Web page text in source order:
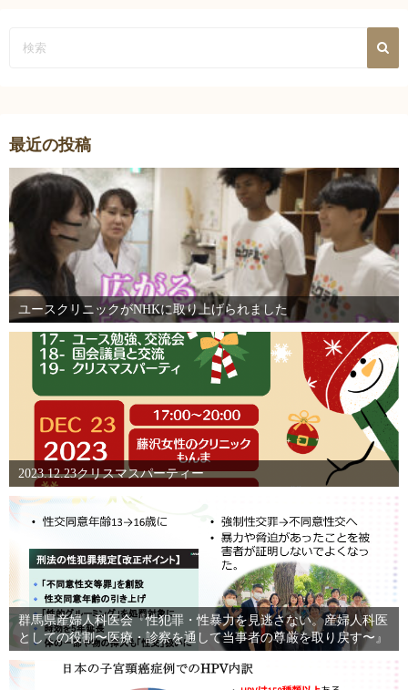
最近の投稿
ユースクリニックがNHKに取り上げられました
2023.12.23クリスマスパーティー
群馬県産婦人科医会『性犯罪・性暴力を見逃さない。産婦人科医
としての役割〜医療・診察を通して当事者の尊厳を取り戻す〜』